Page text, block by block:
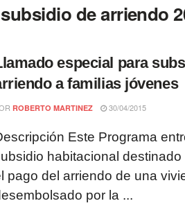
de arriendo
especial para
a familias jóvenes
ROBERTO MARTINEZ 30/04/2015
Este Programa
habitacional destinado
pago del arriendo de una
por la ...